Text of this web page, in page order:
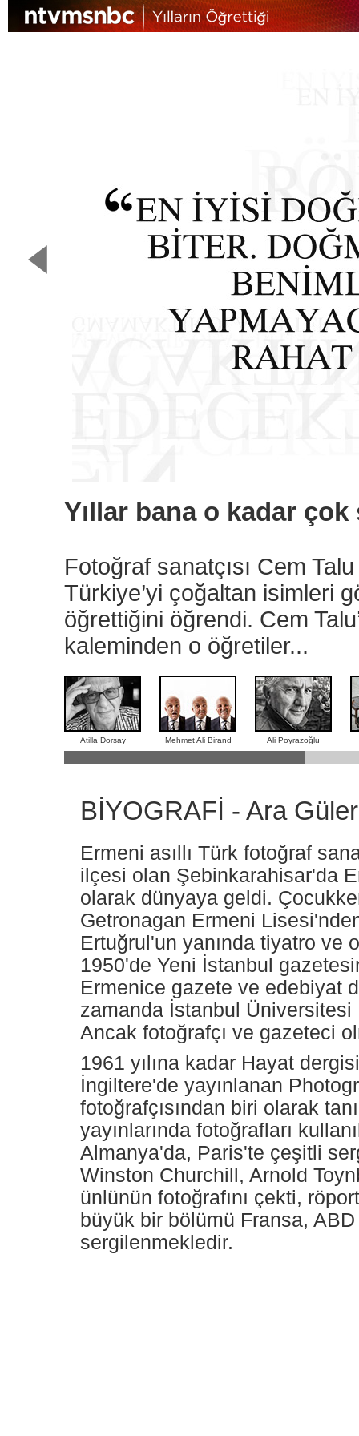
Yıllar bana o kadar
Fotoğraf sanatçısı Cem
Türkiye’yi çoğaltan isimleri
öğrettiğini öğrendi. Cem
kaleminden o öğretiler...
Atilla Dorsay Mehmet Ali Birand Ali Poyrazoğlu
BİYOGRAFİ - Ara
Ermeni asıllı Türk fotoğraf
ilçesi olan Şebinkarahisar'da
olarak dünyaya geldi.
Getronagan Ermeni
Ertuğrul'un yanında tiyatro ve
1950'de Yeni İstanbul
Ermenice gazete ve edebiyat
zamanda İstanbul
Ancak fotoğrafçı ve gazeteci
1961 yılına kadar Hayat
İngiltere'de yayınlanan
fotoğrafçısından biri olarak
yayınlarında fotoğrafları
Almanya'da, Paris'te çeşitli
Winston Churchill, Arnold
ünlünün fotoğrafını çekti,
büyük bir bölümü Fransa,
sergilenmekledir.